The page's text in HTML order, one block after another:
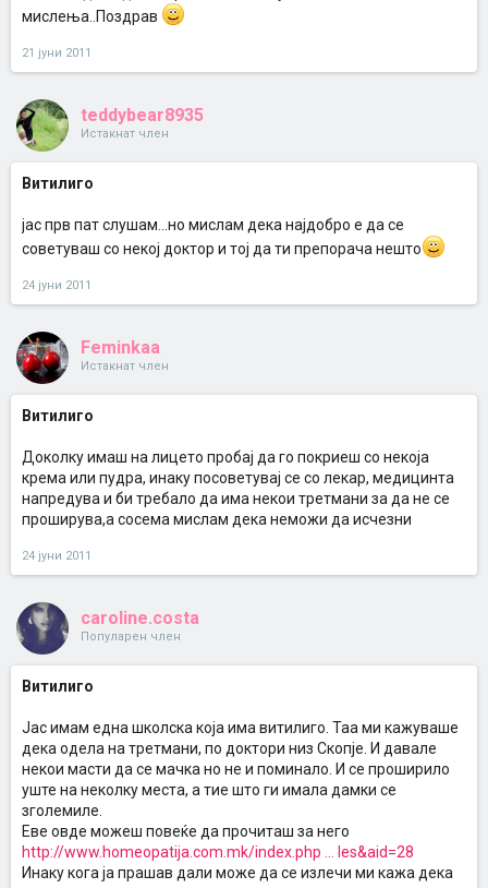
мислења..Поздрав
21 јуни 2011
teddybear8935
Истакнат член
Витилиго
јас прв пат слушам...но мислам дека најдобро е да се
советуваш со некој доктор и тој да ти препорача нешто
24 јуни 2011
Feminkaa
Истакнат член
Витилиго
Доколку имаш на лицето пробај да го покриеш со некоја
крема или пудра, инаку посоветувај се со лекар, медицинта
напредува и би требало да има некои третмани за да не се
проширува,а сосема мислам дека неможи да исчезни
24 јуни 2011
caroline.costa
Популарен член
Витилиго
Јас имам една школска која има витилиго. Таа ми кажуваше
дека одела на третмани, по доктори низ Скопје. И давале
некои масти да се мачка но не и поминало. И се проширило
уште на неколку места, а тие што ги имала дамки се
зголемиле.
Еве овде можеш повеќе да прочиташ за него
http://www.homeopatija.com.mk/index.php ... les&aid=28
Инаку кога ја прашав дали може да се излечи ми кажа дека